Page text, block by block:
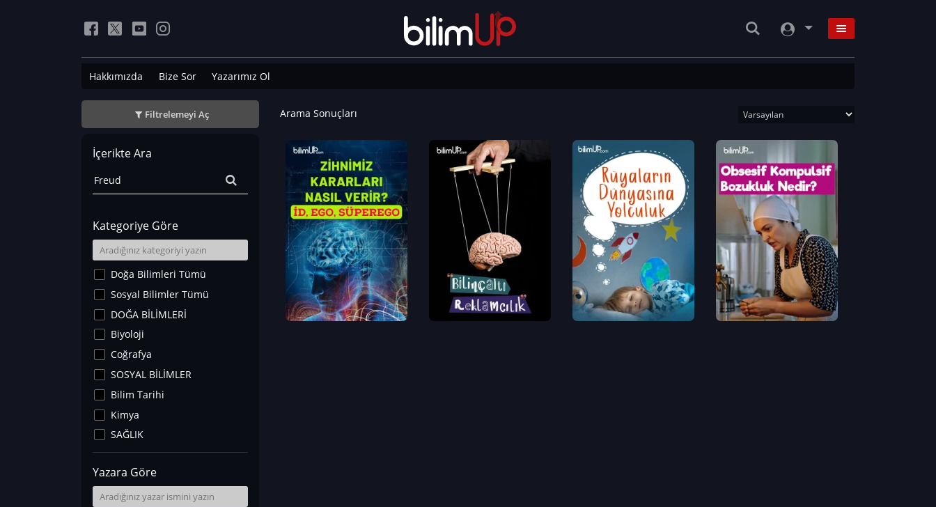
Hakkımızda Bize Sor Yazarımız Ol
Filtrelemeyi Aç
İçerikte Ara
Kategoriye Göre
Doğa Bilimleri Tümü
Sosyal Bilimler Tümü
DOĞA BİLİMLERİ
Biyoloji
Coğrafya
SOSYAL BİLİMLER
Bilim Tarihi
Kimya
SAĞLIK
Sanat Tarihi
Fizik
Yer Bilimleri
Yazara Göre
Arama Sonuçları